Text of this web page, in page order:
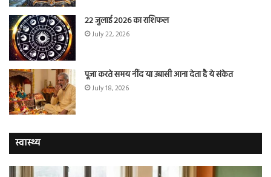
22 जुलाई 2026 का राशिफल
July 22, 2026
पूजा करते समय नींद या उबासी आना देता है ये संकेत
July 18, 2026
स्वास्थ्य